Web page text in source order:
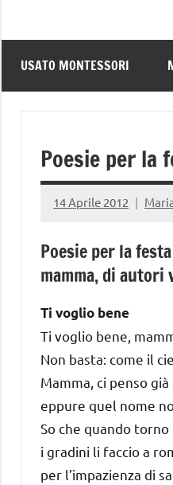
USATO MONTESSORI
Poesie per la
14 Aprile 2012
Poesie per la
mamma, di autori
Ti voglio bene
Ti voglio bene,
Non basta: come il
Mamma, ci penso già
eppure quel nome
So che quando torno
i gradini li faccio a
per l’impazienza di